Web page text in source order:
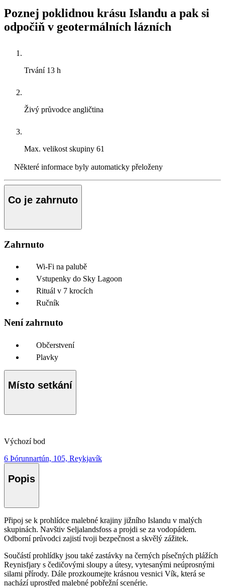
Poznej poklidnou krásu Islandu a pak si
odpočiň v geotermálních lázních
Trvání 13 h
Živý průvodce angličtina
Max. velikost skupiny 61
Některé informace byly automaticky přeloženy
Co je zahrnuto
Zahrnuto
Wi-Fi na palubě
Vstupenky do Sky Lagoon
Rituál v 7 krocích
Ručník
Není zahrnuto
Občerstvení
Plavky
Místo setkání
Výchozí bod
6 Þórunnartún, 105, Reykjavík
Popis
Připoj se k prohlídce malebné krajiny jižního Islandu v malých
skupinách. Navštiv Seljalandsfoss a projdi se za vodopádem.
Odborní průvodci zajistí tvoji bezpečnost a skvělý zážitek.
Součástí prohlídky jsou také zastávky na černých písečných plážích
Reynisfjary s čedičovými sloupy a útesy, vytesanými neúprosnými
silami přírody. Dále prozkoumejte krásnou vesnici Vík, která se
nachází uprostřed malebné pobřežní scenérie.